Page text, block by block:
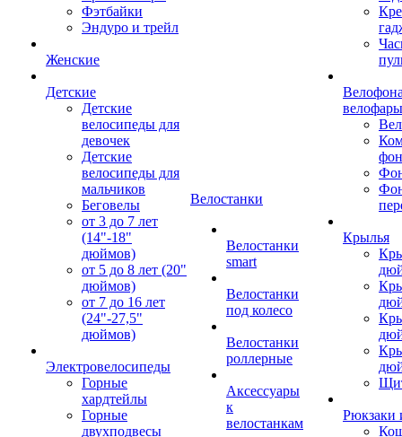
Фэтбайки
Эндуро и трейл
Женские
Детские
Детские
велосипеды для
девочек
Детские
велосипеды для
мальчиков
Беговелы
от 3 до 7 лет
(14"-18"
дюймов)
от 5 до 8 лет (20"
дюймов)
от 7 до 16 лет
(24"-27,5"
дюймов)
Электровелосипеды
Горные
хардтейлы
Горные
двухподвесы
Велостанки
Велостанки
smart
Велостанки
под колесо
Велостанки
роллерные
Аксессуары
к
велостанкам
велофары
Крылья
Рюкзаки